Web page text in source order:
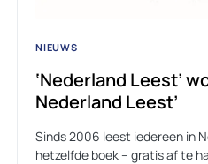
NIEUWS
‘Nederland Leest’
Nederland Leest’
Sinds 2006 leest iedereen in
hetzelfde boek – gratis af te